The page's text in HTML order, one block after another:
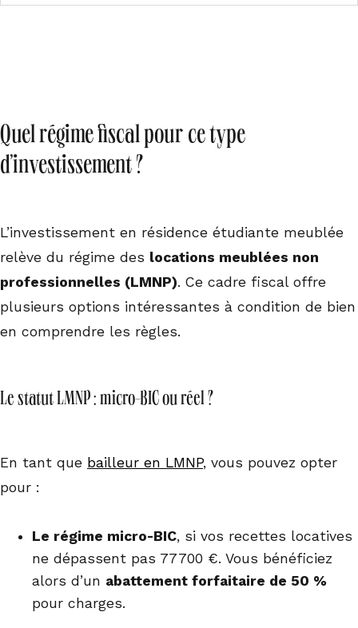
Quel régime fiscal pour ce type
d’investissement ?
L’investissement en résidence étudiante meublée
relève du régime des locations meublées non
professionnelles (LMNP). Ce cadre fiscal offre
plusieurs options intéressantes à condition de bien
en comprendre les règles.
Le statut LMNP : micro-BIC ou réel ?
En tant que bailleur en LMNP, vous pouvez opter
pour :
Le régime micro-BIC, si vos recettes locatives
ne dépassent pas 77 700 €. Vous bénéficiez
alors d’un abattement forfaitaire de 50 %
pour charges.